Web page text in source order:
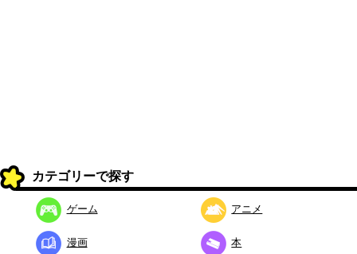
カテゴリーで探す
ゲーム アニメ
漫画 本